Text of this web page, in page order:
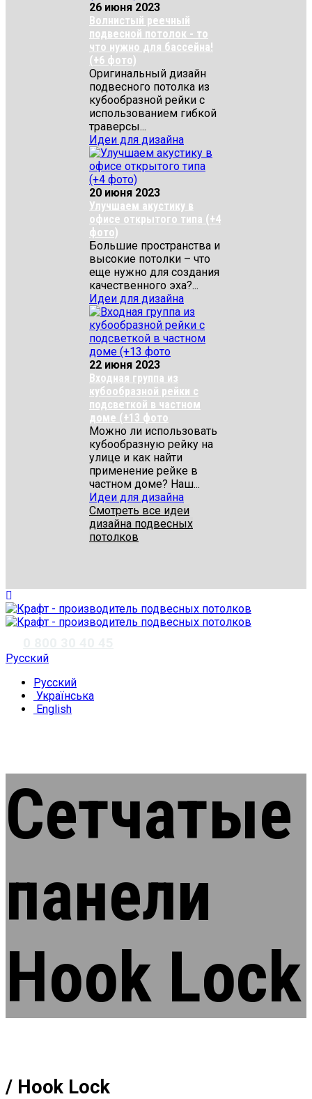
26 июня 2023
Волнистый реечный
подвесной потолок - то
что нужно для бассейна!
(+6 фото)
Оригинальный дизайн
подвесного потолка из
кубообразной рейки с
использованием гибкой
траверсы...
Идеи для дизайна
20 июня 2023
Улучшаем акустику в
офисе открытого типа (+4
фото)
Большие пространства и
высокие потолки – что
еще нужно для создания
качественного эха?...
Идеи для дизайна
22 июня 2023
Входная группа из
кубообразной рейки с
подсветкой в частном
доме (+13 фото
Можно ли использовать
кубообразную рейку на
улице и как найти
применение рейке в
частном доме? Наш...
Идеи для дизайна
Смотреть все идеи
дизайна подвесных
потолков
Русский
Русский
Українська
English
Сетчатые
панели
Hook Lock
/ Hook Lock